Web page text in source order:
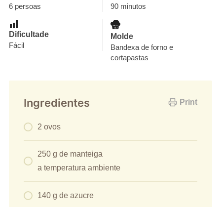
6 persoas
90 minutos
Dificultade
Fácil
Molde
Bandexa de forno e
cortapastas
Print
Ingredientes
2 ovos
250 g de manteiga
a temperatura ambiente
140 g de azucre